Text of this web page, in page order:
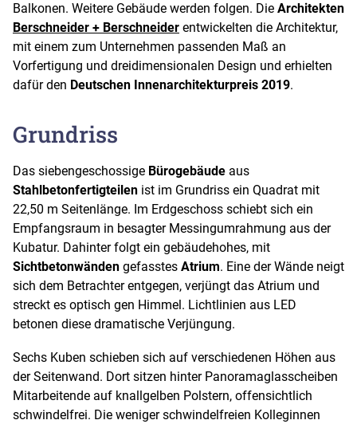
Balkonen. Weitere Gebäude werden folgen. Die Architekten
Berschneider + Berschneider entwickelten die Architektur,
mit einem zum Unternehmen passenden Maß an
Vorfertigung und dreidimensionalen Design und erhielten
dafür den Deutschen Innenarchitekturpreis 2019.
Grundriss
Das siebengeschossige Bürogebäude aus
Stahlbetonfertigteilen ist im Grundriss ein Quadrat mit
22,50 m Seitenlänge. Im Erdgeschoss schiebt sich ein
Empfangsraum in besagter Messingumrahmung aus der
Kubatur. Dahinter folgt ein gebäudehohes, mit
Sichtbetonwänden gefasstes Atrium. Eine der Wände neigt
sich dem Betrachter entgegen, verjüngt das Atrium und
streckt es optisch gen Himmel. Lichtlinien aus LED
betonen diese dramatische Verjüngung.
Sechs Kuben schieben sich auf verschiedenen Höhen aus
der Seitenwand. Dort sitzen hinter Panoramaglasscheiben
Mitarbeitende auf knallgelben Polstern, offensichtlich
schwindelfrei. Die weniger schwindelfreien Kolleginnen